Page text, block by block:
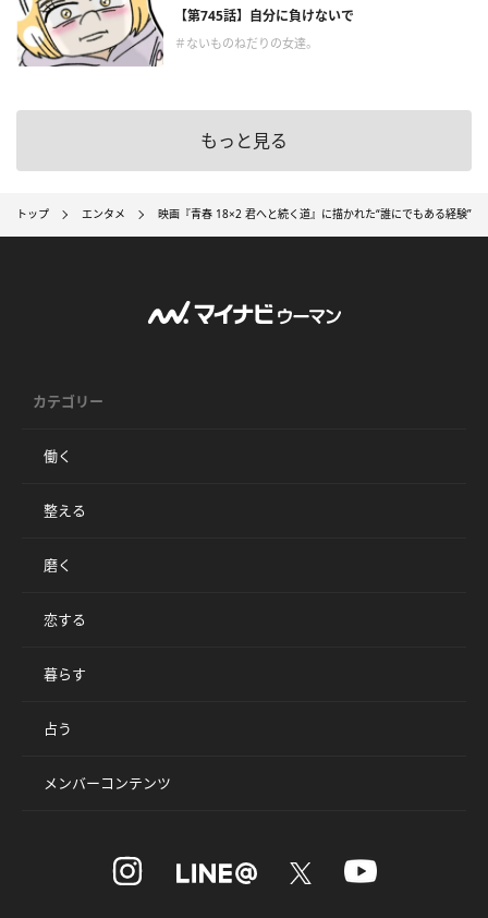
【第745話】自分に負けないで
＃ないものねだりの女達。
もっと見る
トップ エンタメ 映画『青春 18×2 君へと続く道』に描かれた“誰にでもある経験”か
カテゴリー
働く
整える
磨く
恋する
暮らす
占う
メンバーコンテンツ